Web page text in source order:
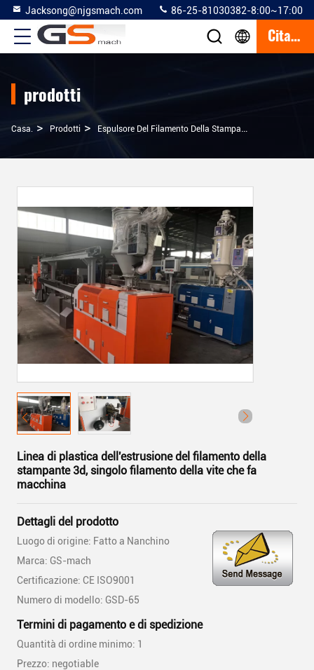
Jacksong@njgsmach.com 86-25-81030382-8:00~17:00
Citazione
prodotti
Casa. > Prodotti > Espulsore Del Filamento Della Stampante 3D
Linea di plastica dell'estrusione del filamento della
stampante 3d, singolo filamento della vite che fa
macchina
Dettagli del prodotto
Luogo di origine: Fatto a Nanchino
Marca: GS-mach
Certificazione: CE ISO9001
Numero di modello: GSD-65
Termini di pagamento e di spedizione
Quantità di ordine minimo: 1
Prezzo: negotiable